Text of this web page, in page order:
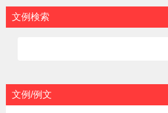
ビ
ゲ
ョ
ン
文例検索
文例/例文